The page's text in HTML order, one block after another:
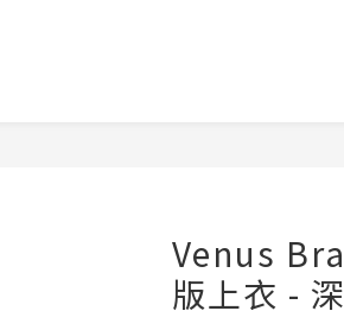
Venus
版上衣 -